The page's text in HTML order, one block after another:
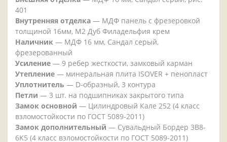
401
Внутренняя отделка — МДФ панель с фрезеровкой
толщиной 16мм, М2 Дуб Филадельфия крем
Наличник — МДФ 16 мм, Сандал серый,
фрезерованный
Усиление — 9 ребер жесткости, замковый карман
Утепление — минеральная плита ISOVER + пенопласт
Уплотнитель — D-образный, 3 контура
Петли — 3 шт. на подшипниках закрытого типа
Замок основной — Цилиндровый Кале 252 (4 класс
взломостойкости по ГОСТ 5089-2011)
Замок дополнительный — Сувальдный Бордер 3B8-
6K5 (4 класс взломостойкости по ГОСТ 5089-2011)